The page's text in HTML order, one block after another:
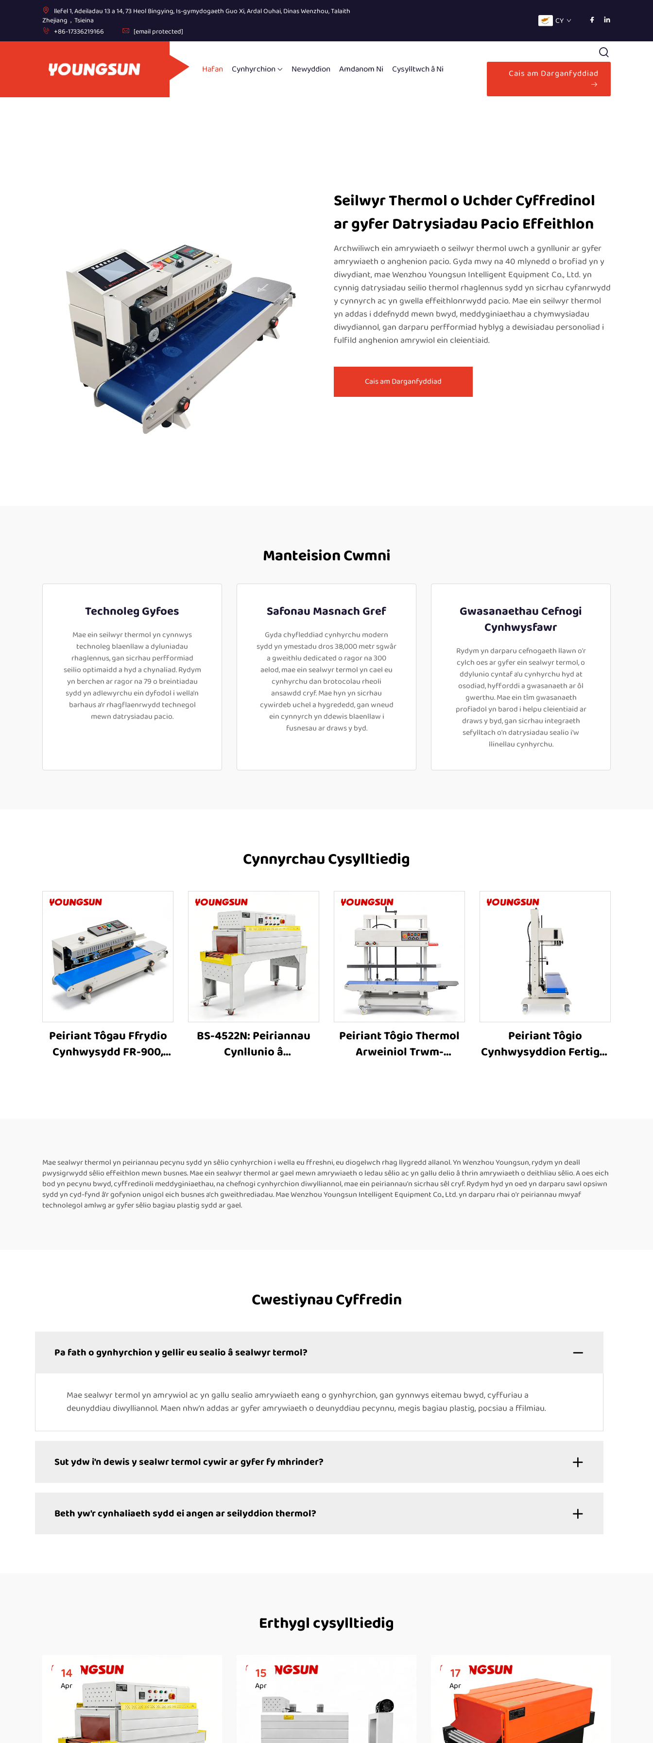
llefel 1, Adeiladau 13 a 14, 73 Heol Bingying, Is-gymydogaeth Guo Xi, Ardal Ouhai, Dinas Wenzhou, Talaith
Zhejiang，Tsieina
+86-17336219166
[email protected]
CY
Hafan Cynhyrchion Newyddion Amdanom Ni Cysylltwch â Ni Cais am Darganfyddiad
Seilwyr Thermol o Uchder Cyffredinol
ar gyfer Datrysiadau Pacio Effeithlon
Archwiliwch ein amrywiaeth o seilwyr thermol uwch a gynllunir ar gyfer
amrywiaeth o anghenion pacio. Gyda mwy na 40 mlynedd o brofiad yn y
diwydiant, mae Wenzhou Youngsun Intelligent Equipment Co., Ltd. yn
cynnig datrysiadau seilio thermol rhaglennus sydd yn sicrhau cyfanrwydd
y cynnyrch ac yn gwella effeithlonrwydd pacio. Mae ein seilwyr thermol
yn addas i ddefnydd mewn bwyd, meddyginiaethau a chymwysiadau
diwydiannol, gan darparu perfformiad hyblyg a dewisiadau personoliad i
fulfild anghenion amrywiol ein cleientiaid.
Cais am Darganfyddiad
Manteision Cwmni
Technoleg Gyfoes
Mae ein seilwyr thermol yn cynnwys
technoleg blaenllaw a dyluniadau
rhaglennus, gan sicrhau perfformiad
seilio optimaidd a hyd a chynaliad. Rydym
yn berchen ar ragor na 79 o breintiadau
sydd yn adlewyrchu ein dyfodol i wella'n
barhaus a'r rhagflaenrwydd technegol
mewn datrysiadau pacio.
Safonau Masnach Gref
Gyda chyfleddiad cynhyrchu modern
sydd yn ymestadu dros 38,000 metr sgwâr
a gweithlu dedicated o ragor na 300
aelod, mae ein sealwyr termol yn cael eu
cynhyrchu dan brotocolau rheoli
ansawdd cryf. Mae hyn yn sicrhau
cywirdeb uchel a hygrededd, gan wneud
ein cynnyrch yn ddewis blaenllaw i
fusnesau ar draws y byd.
Gwasanaethau Cefnogi
Cynhwysfawr
Rydym yn darparu cefnogaeth llawn o'r
cylch oes ar gyfer ein sealwyr termol, o
ddylunio cyntaf a'u cynhyrchu hyd at
osodiad, hyfforddi a gwasanaeth ar ôl
gwerthu. Mae ein tîm gwasanaeth
profiadol yn barod i helpu cleientiaid ar
draws y byd, gan sicrhau integraeth
sefylltach o'n datrysiadau sealio i'w
llinellau cynhyrchu.
Cynnyrchau Cysylltiedig
Peiriant Tôgau Ffrydio
Cynhwysydd FR-900,
BS-4522N: Peiriannau
Cynllunio â
Peiriant Tôgio Thermol
Arweiniol Trwm-
Tôgio Band Parhaus
Thermol
Peiriant Tôgio
Cynhwysyddion Fertigol
ar gyfer Cynhwysyddion
Bwyd, Peiriant Tôgio
Parhaus Awtomatig
Mae sealwyr thermol yn peiriannau pecynu sydd yn sêlio cynhyrchion i wella eu ffreshni, eu diogelwch rhag llygredd allanol. Yn Wenzhou Youngsun, rydym yn deall
pwysigrwydd sêlio effeithlon mewn busnes. Mae ein sealwyr thermol ar gael mewn amrywiaeth o ledau sêlio ac yn gallu delio â thrin amrywiaeth o deithliau sêlio. A oes eich
bod yn pecynu bwyd, cyffredinoli meddyginiaethau, na chefnogi cynhyrchion diwylliannol, mae ein peiriannau'n sicrhau sêl cryf. Rydym hyd yn oed yn darparu sawl opsiwn
sydd yn cyd-fynd â'r gofynion unigol eich busnes a'ch gweithrediadau. Mae Wenzhou Youngsun Intelligent Equipment Co., Ltd. yn darparu rhai o'r peiriannau mwyaf
technolegol amlwg ar gyfer sêlio bagiau plastig sydd ar gael.
Cwestiynau Cyffredin
Pa fath o gynhyrchion y gellir eu sealio â sealwyr termol?
Mae sealwyr termol yn amrywiol ac yn gallu sealio amrywiaeth eang o gynhyrchion, gan gynnwys eitemau bwyd, cyffuriau a
deunyddiau diwylliannol. Maen nhw'n addas ar gyfer amrywiaeth o deunyddiau pecynnu, megis bagiau plastig, pocsiau a ffilmiau.
Sut ydw i'n dewis y sealwr termol cywir ar gyfer fy mhrinder?
Beth yw'r cynhaliaeth sydd ei angen ar seilyddion thermol?
Erthygl cysylltiedig
14
Apr
15
Apr
17
Apr